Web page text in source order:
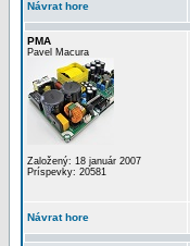
Návrat hore
PMA
Pavel Macura
Založený: 18 január 2007
Príspevky: 20581
Návrat hore